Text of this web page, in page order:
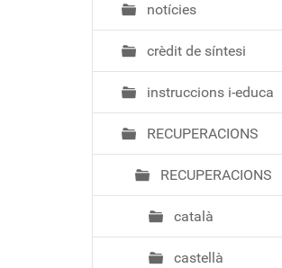
e
a
notícies
crèdit de síntesi
instruccions i-educa
RECUPERACIONS
RECUPERACIONS
català
castellà